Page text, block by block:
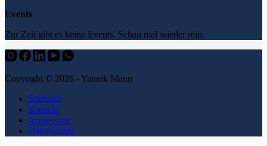
Events
Zur Zeit gibt es keine Events. Schau mal wieder rein.
Copyright © 2026 - Yannik Mann
Startseite
Kontakt
Impressum
Datenschutz